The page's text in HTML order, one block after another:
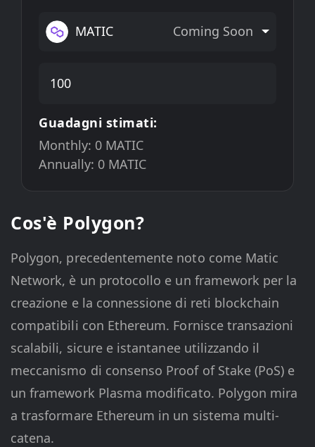
MATIC Coming Soon
Guadagni stimati:
Monthly: 0 MATIC
Annually: 0 MATIC
Cos'è Polygon?
Polygon, precedentemente noto come Matic
Network, è un protocollo e un framework per la
creazione e la connessione di reti blockchain
compatibili con Ethereum. Fornisce transazioni
scalabili, sicure e istantanee utilizzando il
meccanismo di consenso Proof of Stake (PoS) e
un framework Plasma modificato. Polygon mira
a trasformare Ethereum in un sistema multi-
catena.